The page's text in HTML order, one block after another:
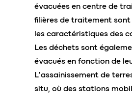
évacuées en centre de
filières de traitement
les caractéristiques des
Les déchets sont
évacués en fonction de
L’assainissement de
situ, où des stations